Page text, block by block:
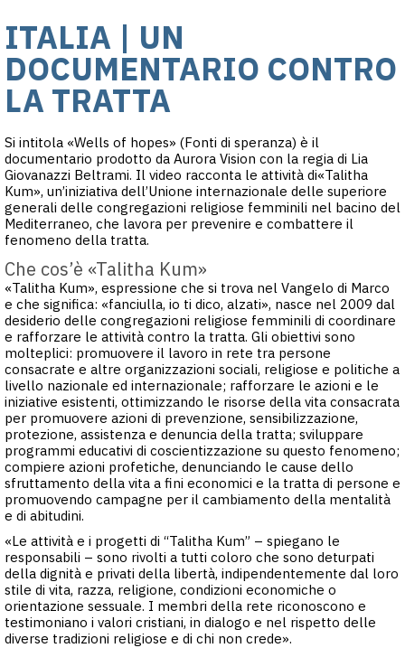
ITALIA | UN
DOCUMENTARIO CONTRO
LA TRATTA
Si intitola «Wells of hopes» (Fonti di speranza) è il
documentario prodotto da Aurora Vision con la regia di Lia
Giovanazzi Beltrami. Il video racconta le attività di«Talitha
Kum», un’iniziativa dell’Unione internazionale delle superiore
generali delle congregazioni religiose femminili nel bacino del
Mediterraneo, che lavora per prevenire e combattere il
fenomeno della tratta.
Che cos’è «Talitha Kum»
«Talitha Kum», espressione che si trova nel Vangelo di Marco
e che significa: «fanciulla, io ti dico, alzati», nasce nel 2009 dal
desiderio delle congregazioni religiose femminili di coordinare
e rafforzare le attività contro la tratta. Gli obiettivi sono
molteplici: promuovere il lavoro in rete tra persone
consacrate e altre organizzazioni sociali, religiose e politiche a
livello nazionale ed internazionale; rafforzare le azioni e le
iniziative esistenti, ottimizzando le risorse della vita consacrata
per promuovere azioni di prevenzione, sensibilizzazione,
protezione, assistenza e denuncia della tratta; sviluppare
programmi educativi di coscientizzazione su questo fenomeno;
compiere azioni profetiche, denunciando le cause dello
sfruttamento della vita a fini economici e la tratta di persone e
promuovendo campagne per il cambiamento della mentalità
e di abitudini.
«Le attività e i progetti di “Talitha Kum” – spiegano le
responsabili – sono rivolti a tutti coloro che sono deturpati
della dignità e privati della libertà, indipendentemente dal loro
stile di vita, razza, religione, condizioni economiche o
orientazione sessuale. I membri della rete riconoscono e
testimoniano i valori cristiani, in dialogo e nel rispetto delle
diverse tradizioni religiose e di chi non crede».